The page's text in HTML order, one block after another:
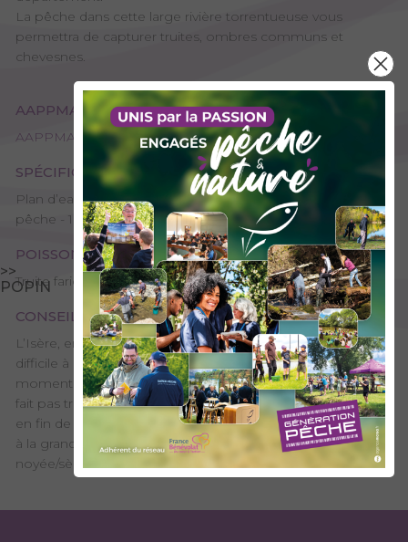
>>
POPIN
La pêche dans cette large rivière torrentueuse vous
permettra de capturer truites, ombres communs et
chevesnes.
AAPPMA GESTIONNAIRE
AAPPMA d'Albertville
SPÉCIFICITÉS
Plan d’eau ou rivière réciprocitaire, Domaine public, Site de
pêche - 1ère catégorie
POISSONS PRÉSENTS
Truite fario, Ombre commun, Chevesne
CONSEILS DE PÊCHE
L’Isère, entre le Pont Royal et Pontcharra est souvent
difficile à pêcher à cause des fontes de neige. Le meilleur
moment pour la pêcher est en tout début de saison s’il ne
fait pas trop chaud (pour que la neige cesse de fondre), ou
en fin de saison. Les techniques à utiliser sont diverses : toc
à la grande coulée, leurre, cuiller, ou encore mouche en
noyée/sèche/nymphe pour l’ombre.